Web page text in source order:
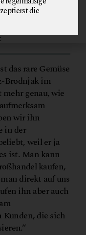
selten. Also
zukommen.“
das rare Gemüse
Brodnjak im
genau, wie
wir ihn
in der
weil er ja
ist. Man kann
kaufen,
direkt auf uns
ihn aber auch
die sich
die